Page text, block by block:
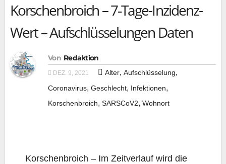
Korschenbroich – 7‑Tage-Inzidenz-
Wert – Aufschlüsselungen Daten
Von Redaktion
DEZ. 9, 2021 Alter, Aufschlüsselung,
Coronavirus, Geschlecht, Infektionen,
Korschenbroich, SARSCoV2, Wohnort
Kor­schen­broich – Im Zeit­ver­lauf wird die